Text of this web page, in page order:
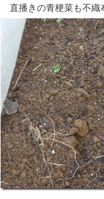
直播きの青梗菜も不織